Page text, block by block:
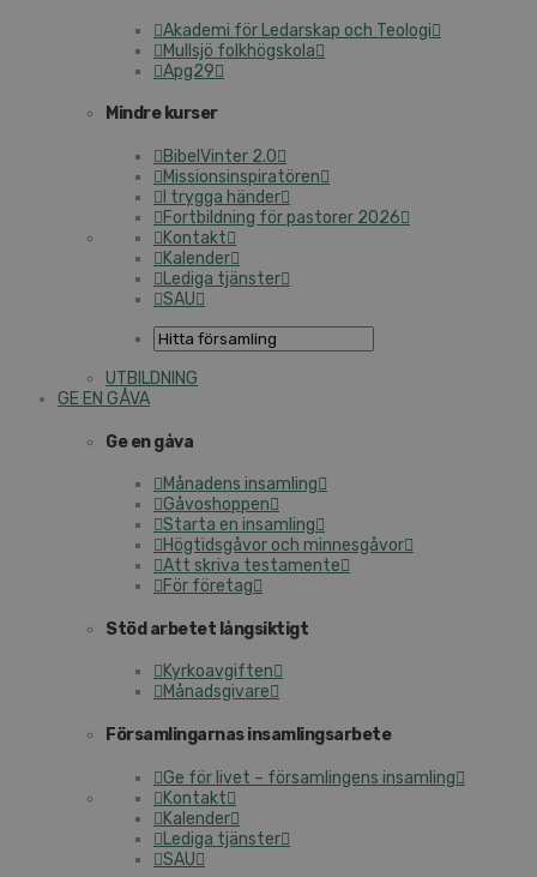
Akademi för Ledarskap och Teologi
Mullsjö folkhögskola
Apg29
Mindre kurser
BibelVinter 2.0
Missionsinspiratören
I trygga händer
Fortbildning för pastorer 2026
Kontakt
Kalender
Lediga tjänster
SAU
UTBILDNING
GE EN GÅVA
Ge en gåva
Månadens insamling
Gåvoshoppen
Starta en insamling
Högtidsgåvor och minnesgåvor
Att skriva testamente
För företag
Stöd arbetet långsiktigt
Kyrkoavgiften
Månadsgivare
Församlingarnas insamlingsarbete
Ge för livet – församlingens insamling
Kontakt
Kalender
Lediga tjänster
SAU